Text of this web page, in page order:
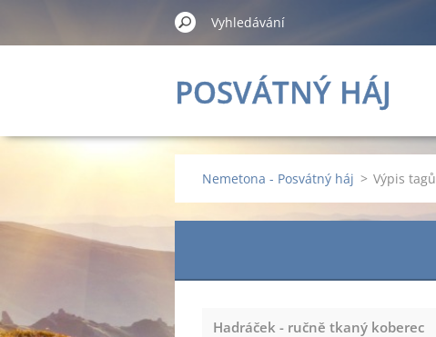
POSVÁTNÝ HÁJ
Nemetona - Posvátný háj > Výpis tagů
Hadráček - ručně tkaný koberec